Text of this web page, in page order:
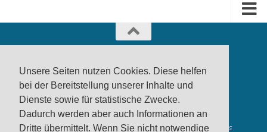
Unsere Seiten nutzen Cookies. Diese helfen
bei der Bereitstellung unserer Inhalte und
Dienste sowie für statistische Zwecke.
Dadurch werden aber auch Informationen an
Dritte übermittelt. Wenn Sie nicht notwendige
produktwarnung.eu - 2007-2026
Made in Gerstetten |Medienzentrum Gerstetten
Alle genannten Marken, Warenzeichen und Logos innerhalb dieses